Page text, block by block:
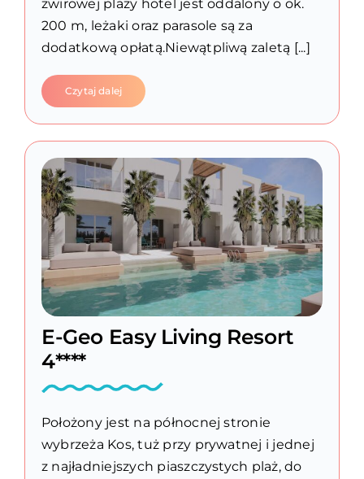
żwirowej plaży hotel jest oddalony o ok.
200 m, leżaki oraz parasole są za
dodatkową opłatą.Niewątpliwą zaletą [...]
Czytaj dalej
E-Geo Easy Living Resort
4****
Położony jest na północnej stronie
wybrzeża Kos, tuż przy prywatnej i jednej
z najładniejszych piaszczystych plaż, do